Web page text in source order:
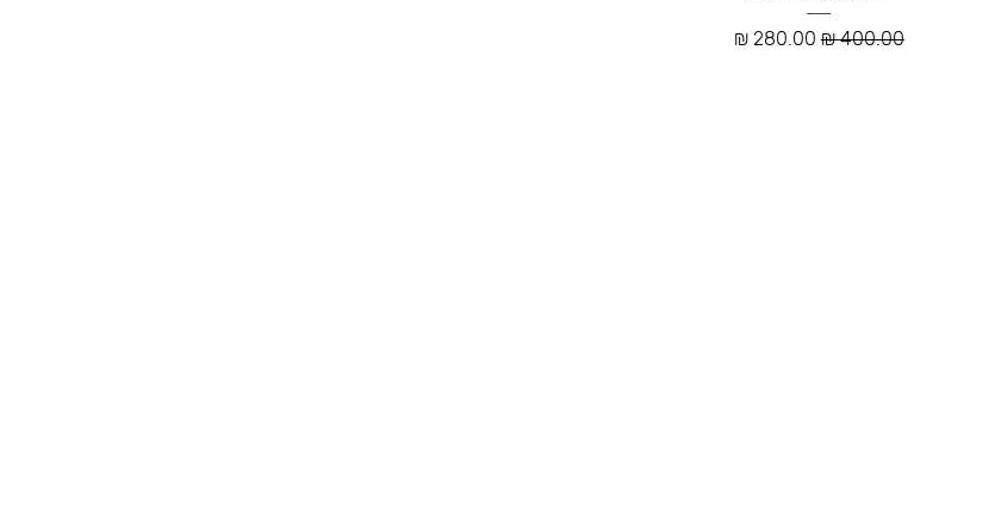
מחיר רגיל‏400.00 ‏₪ מחיר מבצע